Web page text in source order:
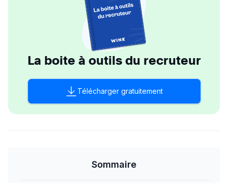
La boite à outils du recruteur
Télécharger gratuitement
Sommaire